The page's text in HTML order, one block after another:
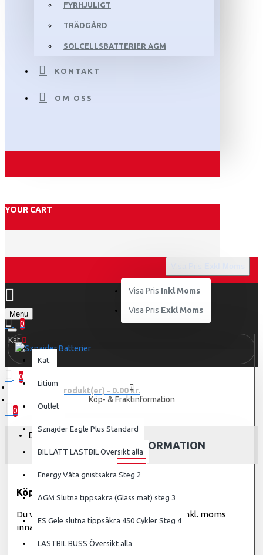
FYRHJULIGT
TRÄDGÅRD
SOLCELLSBATTERIER AGM
KONTAKT
OM OSS
YOUR CART
Visa Pris Inkl Moms
Visa Pris Exkl Moms
Menu
0
0
0 produkt(er) - 0.00 kr.
0
Din varukorg är tom!
Kat.
Kat.
Litium
Outlet
Sznajder Eagle Plus Standard
BIL LÄTT LASTBIL Översikt alla
Energy Våta gnistsäkra Steg 2
AGM Slutna tippsäkra (Glass mat) steg 3
ES Gele slutna tippsäkra 450 Cykler Steg 4
LASTBIL BUSS Översikt alla
Köp- & Fraktinformation
KÖP- & FRAKTINFORMATION
Köpvillkor
Du väljer själv att visa priserna exkl. eller inkl. moms
innan köp!